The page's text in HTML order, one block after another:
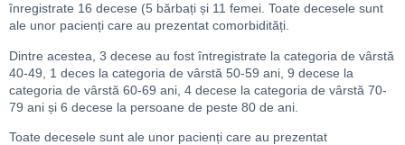
înregistrate 16 decese (5 bărbați și 11 femei. Toate decesele sunt
ale unor pacienți care au prezentat comorbidități.
Dintre acestea, 3 decese au fost întregistrate la categoria de vârstă
40-49, 1 deces la categoria de vârstă 50-59 ani, 9 decese la
categoria de vârstă 60-69 ani, 4 decese la categoria de vârstă 70-
79 ani și 6 decese la persoane de peste 80 de ani.
Toate decesele sunt ale unor pacienți care au prezentat